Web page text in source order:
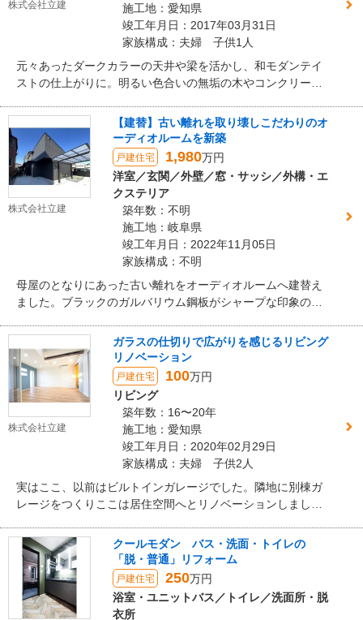
株式会社立建
施工地：愛知県
竣工年月日：2017年03月31日
家族構成：夫婦 子供1人
元々あったダークカラーの天井や梁を活かし、和モダンテイ
ストの仕上がりに。明るい色合いの無垢の木やコンクリート
ムです。
株式会社立建
【建替】古い離れを取り壊しこだわりのオ
ーディオルームを新築
戸建住宅 1,980万円
洋室／玄関／外壁／窓・サッシ／外構・エ
クステリア
築年数：不明
施工地：岐阜県
竣工年月日：2022年11月05日
家族構成：不明
母屋のとなりにあった古い離れをオーディオルームへ建替え
ました。ブラックのガルバリウム鋼板がシャープな印象のロ
す。近所迷惑にならないよう防音対策も完璧、バスルームと
手洗いも備えた贅沢オーディオルームの完成です。
株式会社立建
ガラスの仕切りで広がりを感じるリビング
リノベーション
戸建住宅 100万円
リビング
築年数：16〜20年
施工地：愛知県
竣工年月日：2020年02月29日
家族構成：夫婦 子供2人
実はここ、以前はビルトインガレージでした。隣地に別棟ガ
レージをつくりここは居住空間へとリノベーションしまし
ーがあるので夜間も安心です。別棟ガレージへも行き来しや
すいようドアも作りました。床は優しい木目の合板フローリ
ングです。
クールモダン バス・洗面・トイレの
「脱・普通」リフォーム
戸建住宅 250万円
浴室・ユニットバス／トイレ／洗面所・脱
衣所